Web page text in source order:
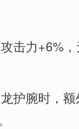
击力+6%
护腕时，